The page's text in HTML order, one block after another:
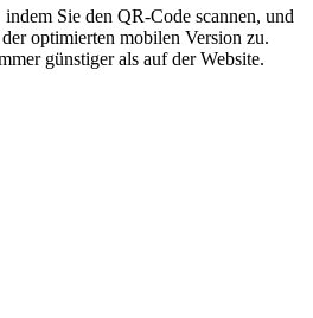
Sie den QR-Code scannen, und
optimierten mobilen Version zu.
günstiger als auf der Website.